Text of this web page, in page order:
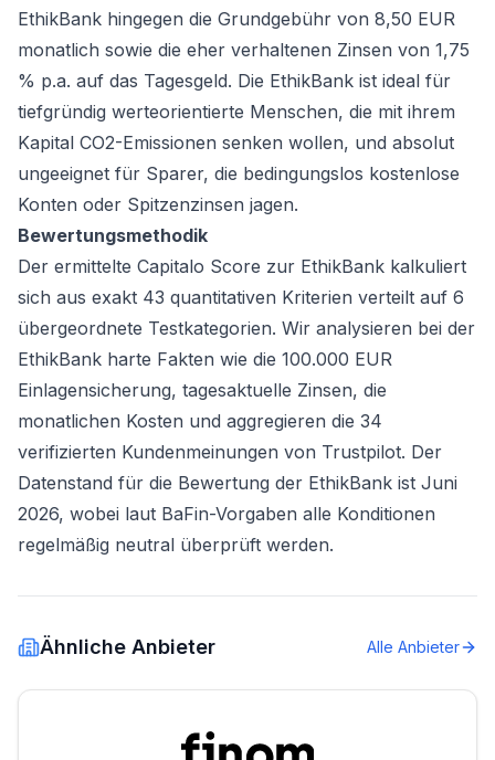
EthikBank hingegen die Grundgebühr von 8,50 EUR
monatlich sowie die eher verhaltenen Zinsen von 1,75
% p.a. auf das Tagesgeld. Die EthikBank ist ideal für
tiefgründig werteorientierte Menschen, die mit ihrem
Kapital CO2-Emissionen senken wollen, und absolut
ungeeignet für Sparer, die bedingungslos kostenlose
Konten oder Spitzenzinsen jagen.
Bewertungsmethodik
Der ermittelte Capitalo Score zur EthikBank kalkuliert
sich aus exakt 43 quantitativen Kriterien verteilt auf 6
übergeordnete Testkategorien. Wir analysieren bei der
EthikBank harte Fakten wie die 100.000 EUR
Einlagensicherung, tagesaktuelle Zinsen, die
monatlichen Kosten und aggregieren die 34
verifizierten Kundenmeinungen von Trustpilot. Der
Datenstand für die Bewertung der EthikBank ist Juni
2026, wobei laut BaFin-Vorgaben alle Konditionen
regelmäßig neutral überprüft werden.
Ähnliche Anbieter Alle Anbieter